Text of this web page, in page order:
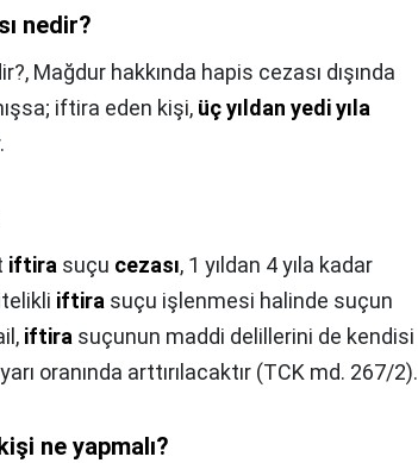
nedir?
Mağdur hakkında hapis cezası dışında
iftira eden kişi, üç yıldan yedi yıla
iftira suçu cezası, 1 yıldan 4 yıla kadar
iftira suçu işlenmesi halinde suçun
iftira suçunun maddi delillerini de kendisi
yarı oranında arttırılacaktır (TCK md. 267/2).
ne yapmalı?